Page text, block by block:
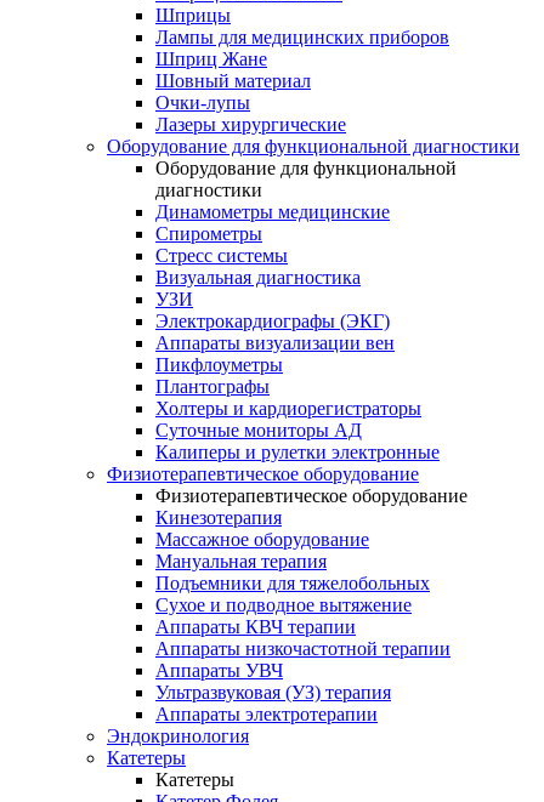
Шприцы
Лампы для медицинских приборов
Шприц Жане
Шовный материал
Очки-лупы
Лазеры хирургические
Оборудование для функциональной диагностики
Оборудование для функциональной
диагностики
Динамометры медицинские
Спирометры
Стресс системы
Визуальная диагностика
УЗИ
Электрокардиографы (ЭКГ)
Аппараты визуализации вен
Пикфлоуметры
Плантографы
Холтеры и кардиорегистраторы
Суточные мониторы АД
Калиперы и рулетки электронные
Физиотерапевтическое оборудование
Физиотерапевтическое оборудование
Кинезотерапия
Массажное оборудование
Мануальная терапия
Подъемники для тяжелобольных
Сухое и подводное вытяжение
Аппараты КВЧ терапии
Аппараты низкочастотной терапии
Аппараты УВЧ
Ультразвуковая (УЗ) терапия
Аппараты электротерапии
Эндокринология
Катетеры
Катетеры